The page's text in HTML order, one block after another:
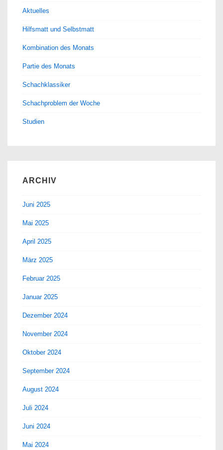
Aktuelles
Hilfsmatt und Selbstmatt
Kombination des Monats
Partie des Monats
Schachklassiker
Schachproblem der Woche
Studien
ARCHIV
Juni 2025
Mai 2025
April 2025
März 2025
Februar 2025
Januar 2025
Dezember 2024
November 2024
Oktober 2024
September 2024
August 2024
Juli 2024
Juni 2024
Mai 2024